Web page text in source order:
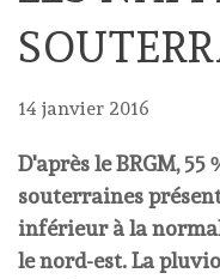
14 janvier 2016
D'après le BRGM, 55
souterraines
inférieur à la
le nord-est. La